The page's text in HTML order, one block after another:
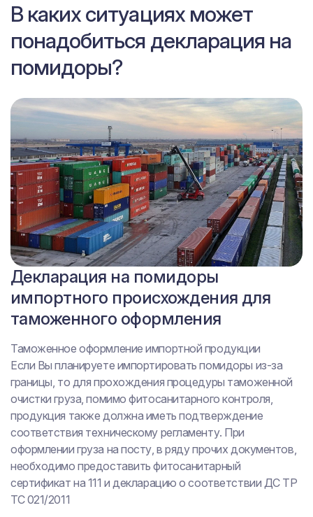
В каких ситуациях может
понадобиться декларация на
помидоры?
Декларация на помидоры
импортного происхождения для
таможенного оформления
Таможенное оформление импортной продукции
Если Вы планируете импортировать помидоры из-за
границы, то для прохождения процедуры таможенной
очистки груза, помимо фитосанитарного контроля,
продукция также должна иметь подтверждение
соответствия техническому регламенту. При
оформлении груза на посту, в ряду прочих документов,
необходимо предоставить фитосанитарный
сертификат на 111 и декларацию о соответствии ДС ТР
ТС 021/2011
Сертификат на помидоры
отечественного производства
Реализация и производство отечественной продукции
Для реализации и производства пищевой продукции на
всей территории Таможенного союза (Россия,
Белоруссия, Казахстан, Киргизия, Армения)
изготовителю или продавцу необходимо иметь
документы, подтверждающие соответствие качества
продукции. Таким образом, декларация на помидоры
является обязательным документом и позволяет
осуществлять розничную и оптовую реализацию
продукции